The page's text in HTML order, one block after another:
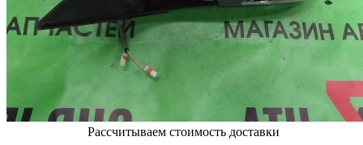
Рассчитываем стоимость доставки